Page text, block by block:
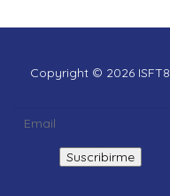
Copyright © 2026 ISFT8